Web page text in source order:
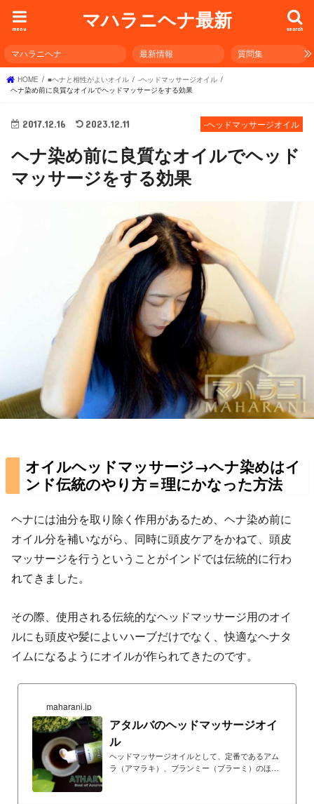
マハラニヘナ最新 search
menu
マハラニヘナ 最新情報 質問集
HOME ■ヘナと相性がよいオイル
-ヘッドマッサージオイル
ヘナ染め前に良質なオイルでヘッドマッサージをする効果
-ヘッドマッサージオイル
2017.12.16 2023.12.11
ヘナ染め前に良質なオイルでヘッド
マッサージをする効果
オイルヘッドマッサージ→ヘナ染めはイ
ンド伝統のやり方＝理にかなった方法
ヘナには油分を取り除く作用があるため、ヘナ染め前に
オイル分を補いながら、同時に頭皮ケアをかねて、頭皮
マッサージを行うということがインドでは伝統的に行わ
れてきました。
その際、使用される伝統的なヘッドマッサージ用のオイ
ルにも頭皮や髪によいハーブだけでなく、快適なヘナタ
イムになるようにオイルが作られてきたのです。
maharani.jp
アタルバのヘッドマッサージオイ
ル
ヘッドマッサージオイルとして、定番であるアム
ラ（アマラキ）、ブランミー（ブラーミ）のほ